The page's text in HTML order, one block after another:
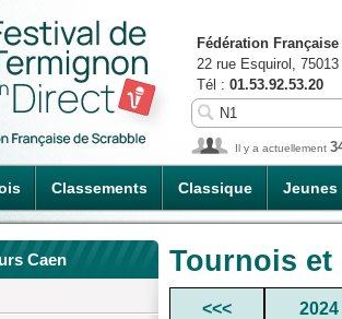
Classements Classique Jeunes
Fédération
22 rue Esquirol,
Tél : 01.53.92.53.20
Il y a actuellement
Caen Tournois
<<< 2024